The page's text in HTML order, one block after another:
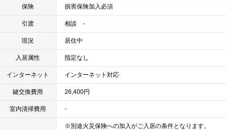
保険 損害保険加入必須
引渡 相談 -
現況 居住中
入居属性 指定なし
インターネット インターネット対応
鍵交換費用 26,400円
室内清掃費用 -
※別途火災保険への加入がご入居の条件となります。